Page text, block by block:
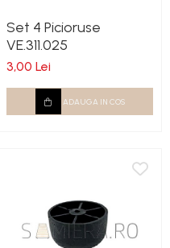
Set 4 Picioruse
VE.311.025
3,00 Lei
ADAUGA IN COS